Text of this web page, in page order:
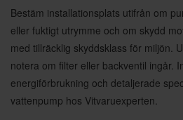
Bestäm installationsplats utifrån om
eller fuktigt utrymme och om skydd
med tillräcklig skyddsklass för miljön.
notera om filter eller backventil ingår.
energiförbrukning och detaljerade
vattenpump hos Vitvaruexperten.